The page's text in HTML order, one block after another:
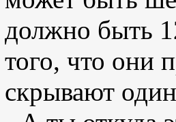
должно быть
того, что они
скрывают